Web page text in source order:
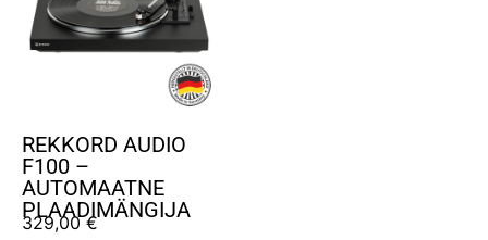
REKKORD AUDIO
F100 –
AUTOMAATNE
PLAADIMÄNGIJA
329,00€